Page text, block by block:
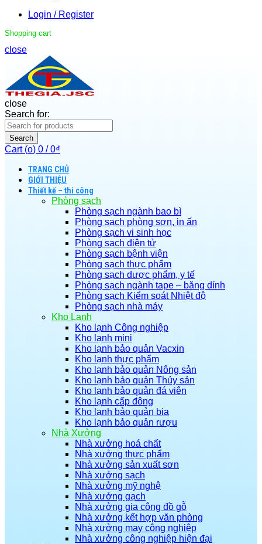
Login / Register
Shopping cart
close
close
Search for:
Search
Cart (o) 0 / 0₫
TRANG CHỦ
GIỚI THIỆU
Thiết kế – thi công
Phòng sạch
Phòng sạch ngành bao bì
Phòng sạch phòng sơn, in ấn
Phòng sạch vi sinh học
Phòng sạch điện tử
Phòng sạch bệnh viện
Phòng sạch thực phẩm
Phòng sạch dược phẩm, y tế
Phòng sạch ngành tape – băng dính
Phòng sạch Kiểm soát Nhiệt độ
Phòng sạch nhà máy
Kho Lạnh
Kho lạnh Công nghiệp
Kho lạnh mini
Kho lạnh bảo quản Vacxin
Kho lạnh thực phẩm
Kho lạnh bảo quản Nông sản
Kho lạnh bảo quản Thủy sản
Kho lạnh bảo quản đá viên
Kho lạnh cấp đông
Kho lạnh bảo quản bia
Kho lạnh bảo quản rượu
Nhà Xưởng
Nhà xưởng hoá chất
Nhà xưởng thực phẩm
Nhà xưởng sản xuất sơn
Nhà xưởng sạch
Nhà xưởng mỹ nghệ
Nhà xưởng gạch
Nhà xưởng gia công đồ gỗ
Nhà xưởng kết hợp văn phòng
Nhà xưởng may công nghiệp
Nhà xưởng công nghiệp hiện đại